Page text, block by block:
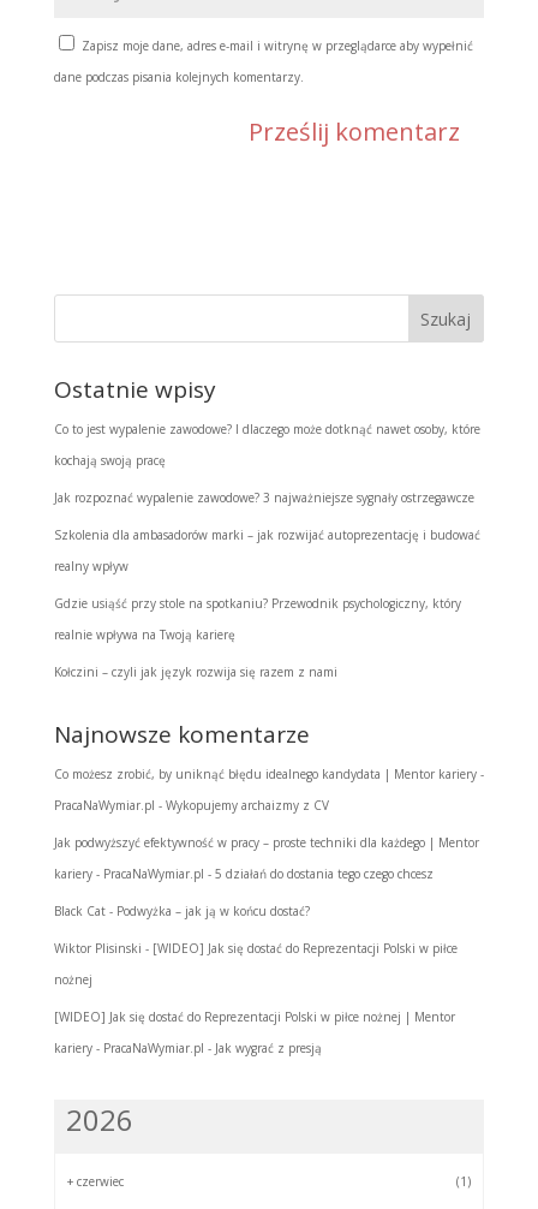
Zapisz moje dane, adres e-mail i witrynę w przeglądarce aby wypełnić
dane podczas pisania kolejnych komentarzy.
Ostatnie wpisy
Co to jest wypalenie zawodowe? I dlaczego może dotknąć nawet osoby, które
kochają swoją pracę
Jak rozpoznać wypalenie zawodowe? 3 najważniejsze sygnały ostrzegawcze
Szkolenia dla ambasadorów marki – jak rozwijać autoprezentację i budować
realny wpływ
Gdzie usiąść przy stole na spotkaniu? Przewodnik psychologiczny, który
realnie wpływa na Twoją karierę
Kołczini – czyli jak język rozwija się razem z nami
Najnowsze komentarze
Co możesz zrobić, by uniknąć błędu idealnego kandydata | Mentor kariery -
PracaNaWymiar.pl - Wykopujemy archaizmy z CV
Jak podwyższyć efektywność w pracy – proste techniki dla każdego | Mentor
kariery - PracaNaWymiar.pl - 5 działań do dostania tego czego chcesz
Black Cat- Podwyżka – jak ją w końcu dostać?
Wiktor Plisinski - [WIDEO] Jak się dostać do Reprezentacji Polski w piłce
nożnej
[WIDEO] Jak się dostać do Reprezentacji Polski w piłce nożnej | Mentor
kariery - PracaNaWymiar.pl - Jak wygrać z presją
2026
+ czerwiec (1)